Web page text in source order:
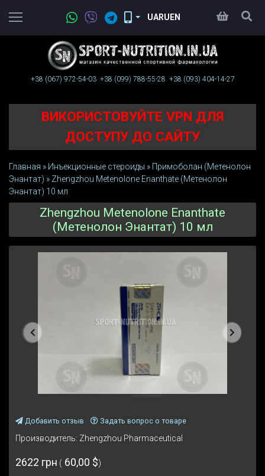
UARUEN
+38 (067) 972-54-03 +38 (099) 788-55-28 +38 (093) 404-14-27
ВИКОРИСТОВУЙТЕ VPN ДЛЯ
ДОСТУПУ ДО САЙТУ
Главная » Инъeкциoнныe стерoиды » Примоболан (Метенолон
Энантат) » Zhengzhou Metenolone Enanthate (Метенолон
Энантат) 10 мл
Zhengzhou Metenolone Enanthate
(Метенолон Энантат) 10 мл
Предыдущая
Добавить отзыв Задать вопрос о товаре
Производитель: Zhengzhou Pharmaceutical
2622 грн ( 60,00 $)